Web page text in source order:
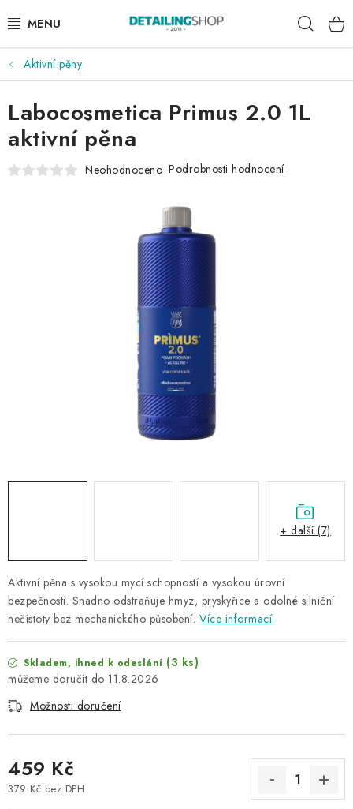
na
AKCE
NOVINKY
EXTERIÉR
DÁRKOVÉ SADY A POUKAZY
BYDLENÍ
Aktivní pěny
Aktivní pěna s vysokou mycí schopností a vysokou úrovní
bezpečnosti. Snadno odstraňuje hmyz, pryskyřice a odolné silniční
nečistoty bez mechanického působení. Více informací
Skladem, ihned k odeslání (3 ks)
11.8.2026
Možnosti doručení
459 Kč
379 Kč bez DPH
Labocosmetica Primus 2.0 1L
aktivní pěna
Neohodnoceno Podrobnosti hodnocení
+ další (7)